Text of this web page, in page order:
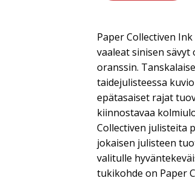
Paper Collectiven
vaaleat sinisen
oranssin.
taidejulisteessa
epätasaiset rajat
kiinnostavaa
Collectiven julisteita
jokaisen julisteen
valitulle
tukikohde on Paper